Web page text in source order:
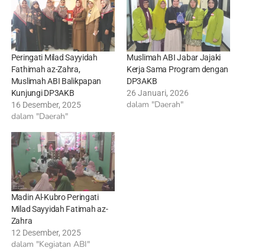
Peringati Milad Sayyidah
Fathimah az-Zahra,
Muslimah ABI Balikpapan
Kunjungi DP3AKB
16 Desember, 2025
dalam "Daerah"
Muslimah ABI Jabar Jajaki
Kerja Sama Program dengan
DP3AKB
26 Januari, 2026
dalam "Daerah"
Madin Al-Kubro Peringati
Milad Sayyidah Fatimah az-
Zahra
12 Desember, 2025
dalam "Kegiatan ABI"